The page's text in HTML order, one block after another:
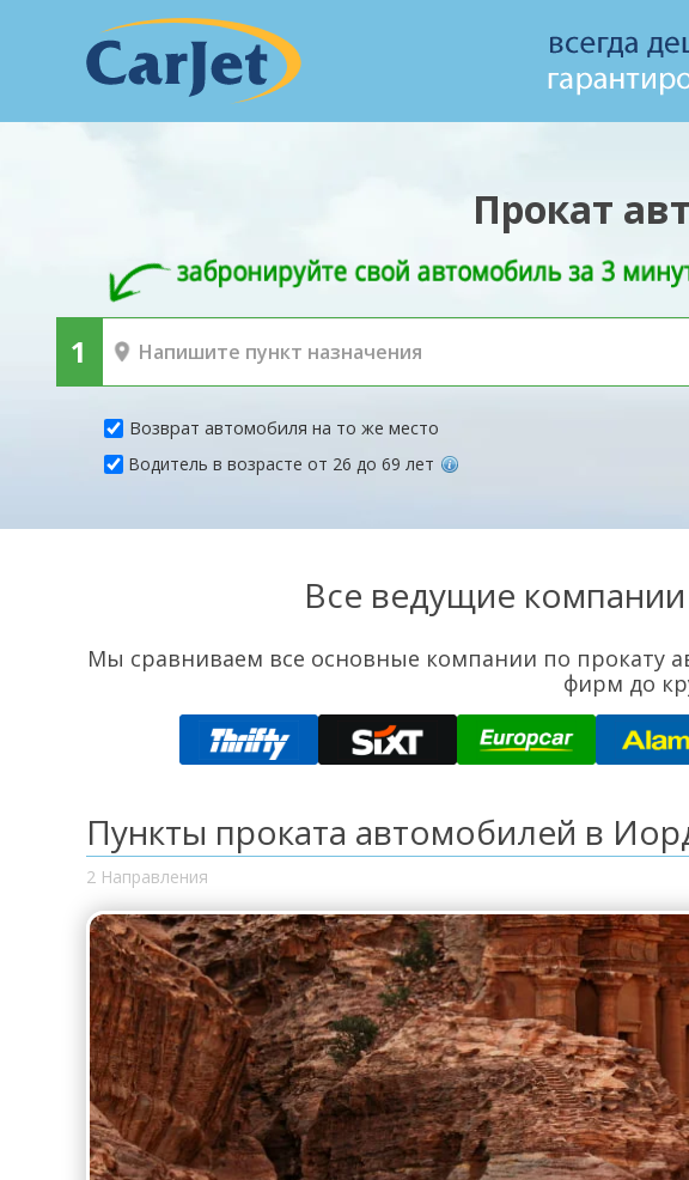
Прокат
Возврат автомобиля на то же место
Водитель в возрасте от 26 до 69 лет
Все ведущие
Мы сравниваем все основные компании по прокату
фирм до
Пункты проката автомобилей в
2 Направления